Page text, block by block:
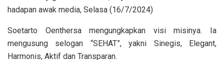
hadapan awak media, Selasa (16/7/2024)
Soetarto Oenthersa mengungkapkan visi misinya. Ia
mengusung selogan “SEHAT”, yakni Sinegis, Elegant,
Harmonis, Aktif dan Transparan.